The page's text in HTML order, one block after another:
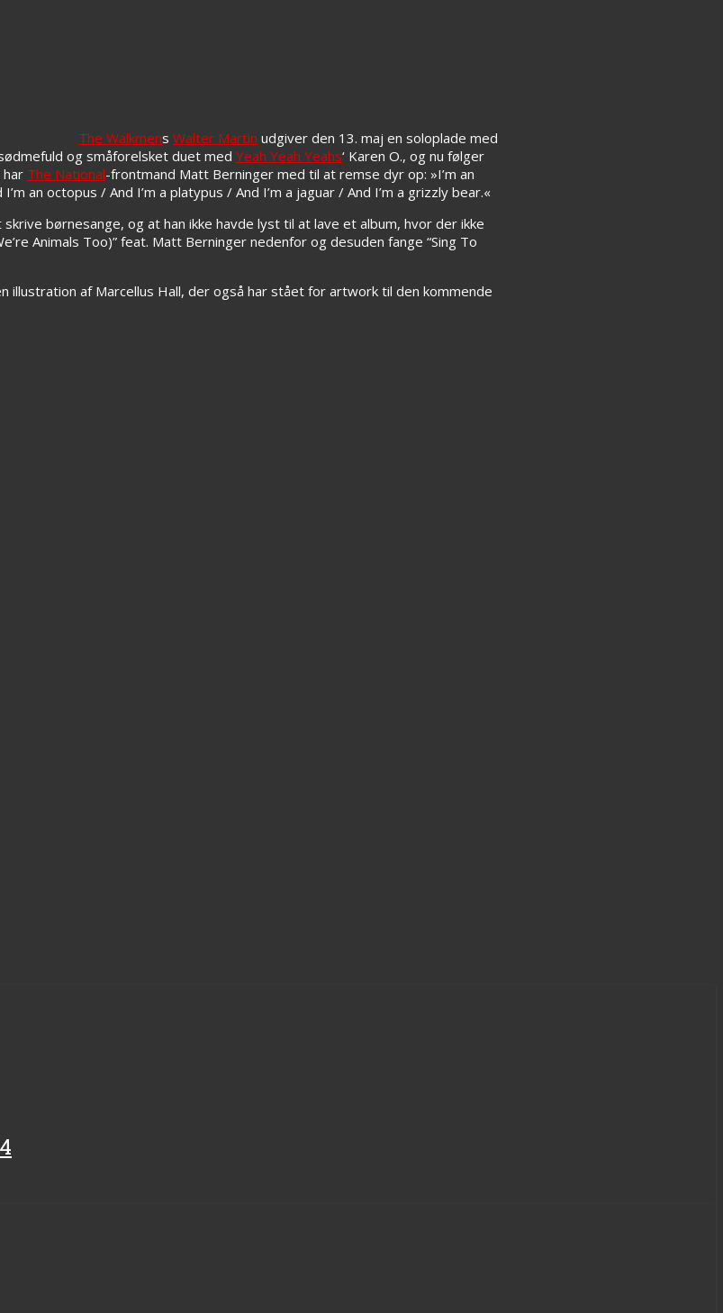
The Walkmens Walter Martin udgiver den 13. maj en soloplade med
og småforelsket duet med Yeah Yeah Yeahs‘ Karen O., og nu følger
har The National-frontmand Matt Berninger med til at remse dyr op: »I’m an
an octopus / And I’m a platypus / And I’m a jaguar / And I’m a grizzly bear.«
børnesange, og at han ikke havde lyst til at lave et album, hvor der ikke
Animals Too)” feat. Matt Berninger nedenfor og desuden fange “Sing To
illustration af Marcellus Hall, der også har stået for artwork til den kommende